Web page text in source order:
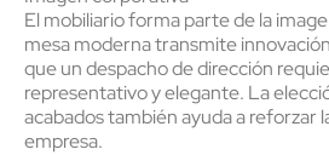
El mobiliario forma parte de la
mesa moderna transmite
que un despacho de dirección
representativo y elegante. La
acabados también ayuda a reforzar
empresa.